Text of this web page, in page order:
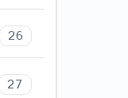
26
27